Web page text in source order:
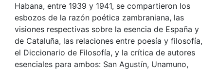
Habana, entre 1939 y 1941, se compartieron los
esbozos de la razón poética zambraniana, las
visiones respectivas sobre la esencia de España y
de Cataluña, las relaciones entre poesía y filosofía,
el Diccionario de Filosofía, y la crítica de autores
esenciales para ambos: San Agustín, Unamuno,